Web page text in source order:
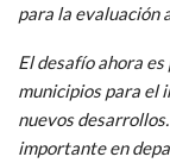
para la evaluación
El desafío ahora
municipios para el
nuevos
importante en